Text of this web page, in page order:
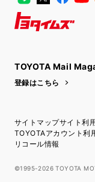
TOYOTA Mail
登録はこちら
サイトマップサイト利
TOYOTAアカウント利
リコール情報
©1995-2026 TOYOTA